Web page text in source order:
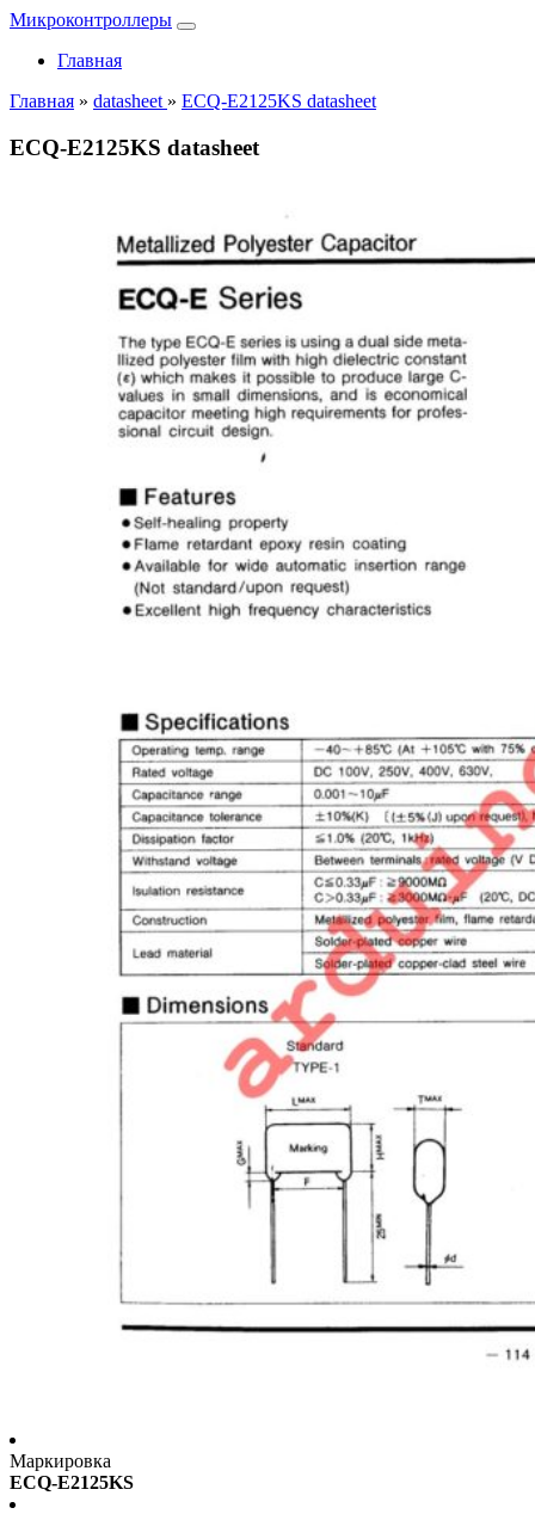
Микроконтроллеры
Главная
Главная » datasheet » ECQ-E2125KS datasheet
ECQ-E2125KS datasheet
Маркировка
ECQ-E2125KS